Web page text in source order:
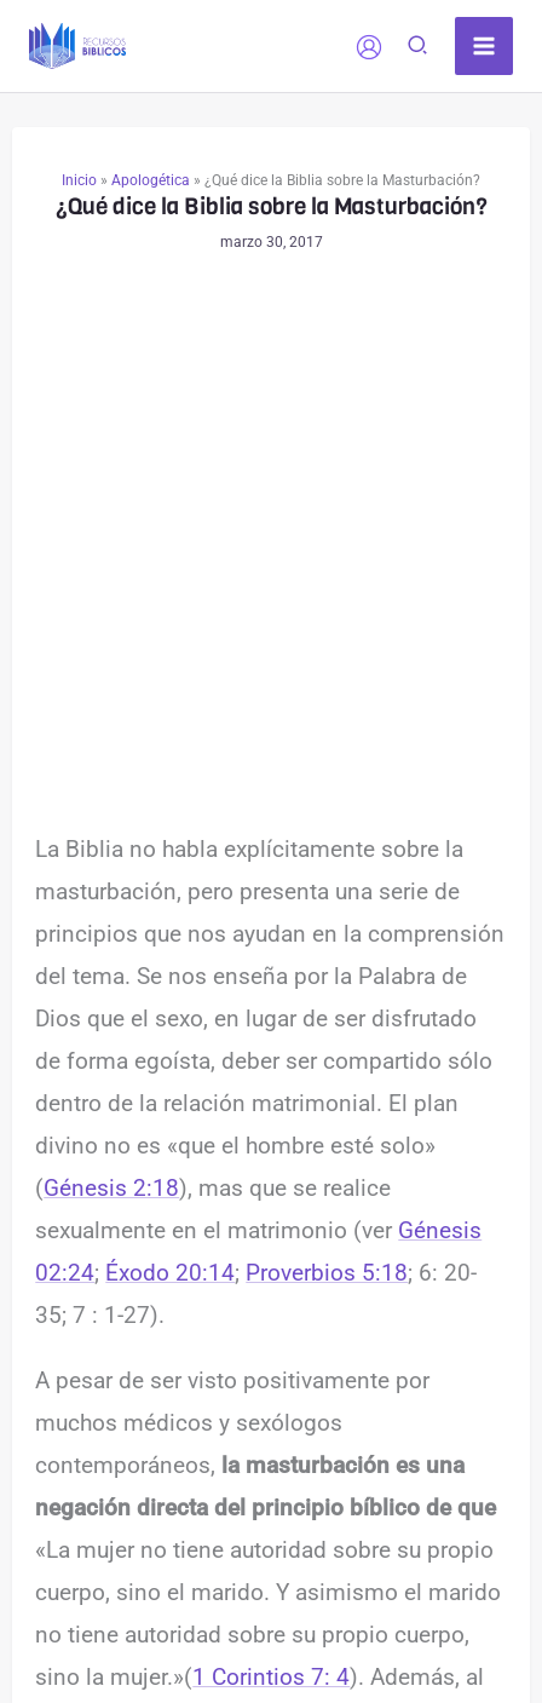
Inicio » Apologética » ¿Qué dice la Biblia sobre la Masturbación?
¿Qué dice la Biblia sobre la Masturbación?
marzo 30, 2017
La Biblia no habla explícitamente sobre la
masturbación, pero presenta una serie de
principios que nos ayudan en la comprensión
del tema. Se nos enseña por la Palabra de
Dios que el sexo, en lugar de ser disfrutado
de forma egoísta, deber ser compartido sólo
dentro de la relación matrimonial. El plan
divino no es «que el hombre esté solo»
(Génesis 2:18), mas que se realice
sexualmente en el matrimonio (ver Génesis
02:24; Éxodo 20:14; Proverbios 5:18; 6: 20-
35; 7 : 1-27).
A pesar de ser visto positivamente por
muchos médicos y sexólogos
contemporáneos, la masturbación es una
negación directa del principio bíblico de que
«La mujer no tiene autoridad sobre su propio
cuerpo, sino el marido. Y asimismo el marido
no tiene autoridad sobre su propio cuerpo,
sino la mujer.»(1 Corintios 7: 4). Además, al